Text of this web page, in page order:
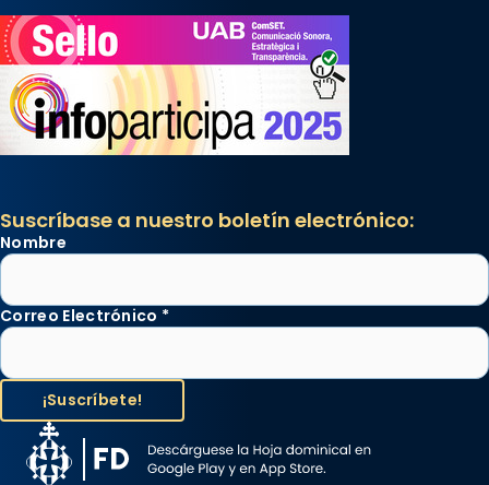
Suscríbase a nuestro boletín electrónico:
Nombre
Correo Electrónico *